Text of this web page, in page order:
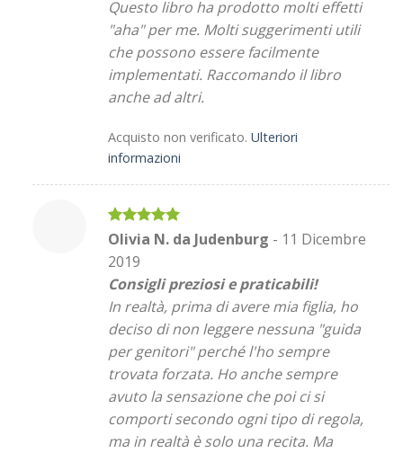
Questo libro ha prodotto molti effetti
"aha" per me. Molti suggerimenti utili
che possono essere facilmente
implementati. Raccomando il libro
anche ad altri.
Acquisto non verificato. Ulteriori
informazioni
Valutato5
Olivia N. da Judenburg - 11 Dicembre
2019
Consigli preziosi e praticabili!
In realtà, prima di avere mia figlia, ho
deciso di non leggere nessuna "guida
per genitori" perché l'ho sempre
trovata forzata. Ho anche sempre
avuto la sensazione che poi ci si
comporti secondo ogni tipo di regola,
ma in realtà è solo una recita. Ma